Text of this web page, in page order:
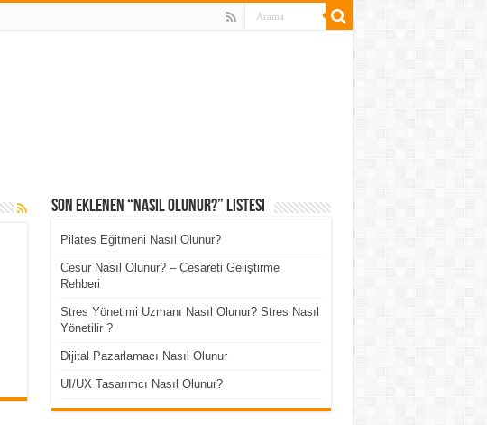
Son Eklenen “Nasıl Olunur?” Listesi
Pilates Eğitmeni Nasıl Olunur?
Cesur Nasıl Olunur? – Cesareti Geliştirme
Rehberi
Stres Yönetimi Uzmanı Nasıl Olunur? Stres Nasıl
Yönetilir ?
Dijital Pazarlamacı Nasıl Olunur
UI/UX Tasarımcı Nasıl Olunur?